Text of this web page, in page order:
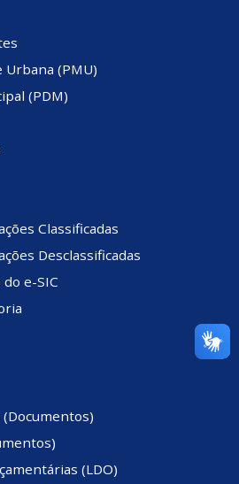
Urbana (PMU)
(PDM)
Classificadas
Desclassificadas
e-SIC
(LDO)